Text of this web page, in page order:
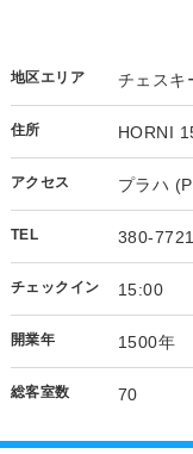
地区エリア チェスキ
住所 HORNI
アクセス プラハ
TEL 380-
チェックイン 15:00
開業年 1500年
総客室数 70